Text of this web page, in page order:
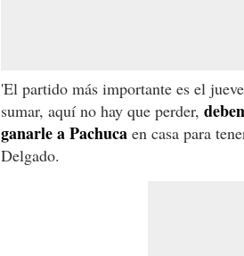
'El partido más importante es el
sumar, aquí no hay que perder,
ganarle a Pachuca en casa para
Delgado.